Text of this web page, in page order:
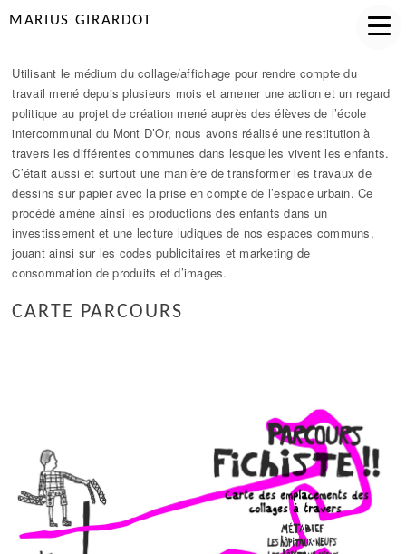
MARIUS GIRARDOT
Utilisant le médium du collage/affichage pour rendre compte du
travail mené depuis plusieurs mois et amener une action et un regard
politique au projet de création mené auprès des élèves de l’école
intercommunal du Mont D’Or, nous avons réalisé une restitution à
travers les différentes communes dans lesquelles vivent les enfants.
C’était aussi et surtout une manière de transformer les travaux de
dessins sur papier avec la prise en compte de l’espace urbain. Ce
procédé amène ainsi les productions des enfants dans un
investissement et une lecture ludiques de nos espaces communs,
jouant ainsi sur les codes publicitaires et marketing de
consommation de produits et d’images.
CARTE PARCOURS